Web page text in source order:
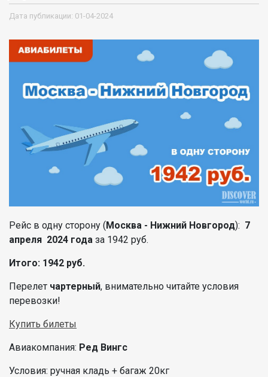
Дата публикации: 01-04-2024
Рейс в одну сторону (Москва - Нижний Новгород): 7
апреля 2024 года за 1942 руб.
Итого: 1942 руб.
Перелет чартерный, внимательно читайте условия
перевозки!
Купить билеты
Авиакомпания: Ред Вингс
Условия: ручная кладь + багаж 20кг